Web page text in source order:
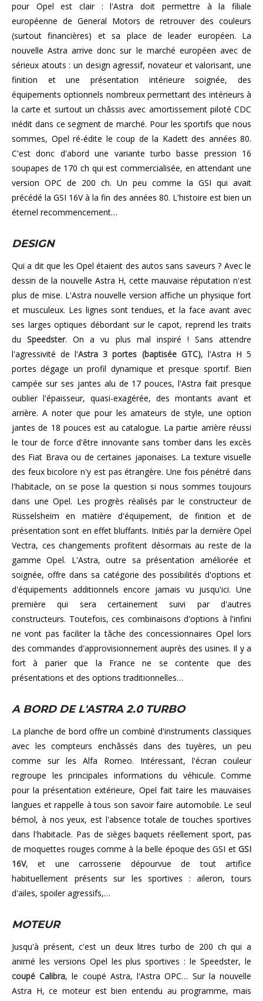
pour Opel est clair : l'Astra doit permettre à la filiale
européenne de General Motors de retrouver des couleurs
(surtout financières) et sa place de leader européen. La
nouvelle Astra arrive donc sur le marché européen avec de
sérieux atouts : un design agressif, novateur et valorisant, une
finition et une présentation intérieure soignée, des
équipements optionnels nombreux permettant des intérieurs à
la carte et surtout un châssis avec amortissement piloté CDC
inédit dans ce segment de marché. Pour les sportifs que nous
sommes, Opel ré-édite le coup de la Kadett des années 80.
C'est donc d'abord une variante turbo basse pression 16
soupapes de 170 ch qui est commercialisée, en attendant une
version OPC de 200 ch. Un peu comme la GSI qui avait
précédé la GSI 16V à la fin des années 80. L'histoire est bien un
éternel recommencement…
DESIGN
Qui a dit que les Opel étaient des autos sans saveurs ? Avec le
dessin de la nouvelle Astra H, cette mauvaise réputation n'est
plus de mise. L'Astra nouvelle version affiche un physique fort
et musculeux. Les lignes sont tendues, et la face avant avec
ses larges optiques débordant sur le capot, reprend les traits
duSpeedster. On a vu plus mal inspiré ! Sans attendre
l'agressivité de l'Astra 3 portes (baptisée GTC), l'Astra H 5
portes dégage un profil dynamique et presque sportif. Bien
campée sur ses jantes alu de 17 pouces, l'Astra fait presque
oublier l'épaisseur, quasi-exagérée, des montants avant et
arrière. A noter que pour les amateurs de style, une option
jantes de 18 pouces est au catalogue. La partie arrière réussi
le tour de force d'être innovante sans tomber dans les excès
des Fiat Brava ou de certaines japonaises. La texture visuelle
des feux bicolore n'y est pas étrangère. Une fois pénétré dans
l'habitacle, on se pose la question si nous sommes toujours
dans une Opel. Les progrès réalisés par le constructeur de
Rüsselsheim en matière d'équipement, de finition et de
présentation sont en effet bluffants. Initiés par la dernière Opel
Vectra, ces changements profitent désormais au reste de la
gamme Opel. L'Astra, outre sa présentation améliorée et
soignée, offre dans sa catégorie des possibilités d'options et
d'équipements additionnels encore jamais vu jusqu'ici. Une
première qui sera certainement suivi par d'autres
constructeurs. Toutefois, ces combinaisons d'options à l'infini
ne vont pas faciliter la tâche des concessionnaires Opel lors
des commandes d'approvisionnement auprès des usines. Il y a
fort à parier que la France ne se contente que des
présentations et des options traditionnelles…
A BORD DE L'ASTRA 2.0 TURBO
La planche de bord offre un combiné d'instruments classiques
avec les compteurs enchâssés dans des tuyères, un peu
comme sur les Alfa Romeo. Intéressant, l'écran couleur
regroupe les principales informations du véhicule. Comme
pour la présentation extérieure, Opel fait taire les mauvaises
langues et rappelle à tous son savoir faire automobile. Le seul
bémol, à nos yeux, est l'absence totale de touches sportives
dans l'habitacle. Pas de sièges baquets réellement sport, pas
de moquettes rouges comme à la belle époque des GSI et GSI
16V, et une carrosserie dépourvue de tout artifice
habituellement présents sur les sportives : aileron, tours
d'ailes, spoiler agressifs,…
MOTEUR
Jusqu'à présent, c'est un deux litres turbo de 200 ch qui a
animé les versions Opel les plus sportives : le Speedster, le
coupé Calibra, le coupé Astra, l'Astra OPC… Sur la nouvelle
Astra H, ce moteur est bien entendu au programme, mais